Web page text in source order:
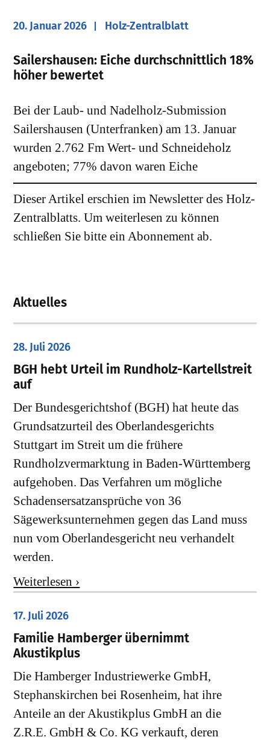
20. Januar 2026 Holz-Zentralblatt
Sailershausen: Eiche durchschnittlich 18%
höher bewertet
Bei der Laub- und Nadelholz-Submission
Sailershausen (Unterfranken) am 13. Januar
wurden 2.762 Fm Wert- und Schneideholz
angeboten; 77% davon waren Eiche
Dieser Artikel erschien im Newsletter des Holz-
Zentralblatts. Um weiterlesen zu können
schließen Sie bitte ein Abonnement ab.
Aktuelles
28. Juli 2026
​BGH hebt Urteil im Rundholz-Kartellstreit
auf
Der Bundesgerichtshof (BGH) hat heute das
Grundsatzurteil des Oberlandesgerichts
Stuttgart im Streit um die frühere
Rundholzvermarktung in Baden-Württemberg
aufgehoben. Das Verfahren um mögliche
Schadensersatzansprüche von 36
Sägewerksunternehmen gegen das Land muss
nun vom Oberlandesgericht neu verhandelt
werden.
Weiterlesen ›
17. Juli 2026
Familie Hamberger übernimmt
Akustikplus
Die Hamberger Industriewerke GmbH,
Stephanskirchen bei Rosenheim, hat ihre
Anteile an der Akustikplus GmbH an die
Z.R.E. GmbH & Co. KG verkauft, deren